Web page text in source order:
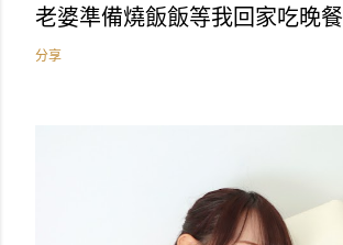
老婆準備燒飯飯等我回家吃晚餐
分享